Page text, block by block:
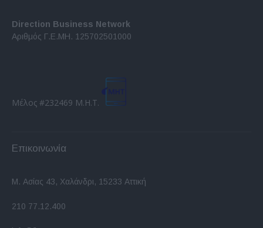
Direction Business Network
Αριθμός Γ.Ε.ΜΗ. 125702501000
Μέλος #232469 Μ.Η.Τ.
Επικοινωνία
Μ. Ασίας 43, Χαλάνδρι, 15233 Αττική
210 77.12.400